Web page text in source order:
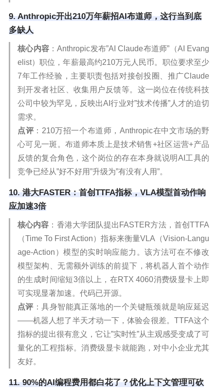
9. Anthropic开出210万年薪招AI布道师，这行当到底
多缺人
核心内容 ：Anthropic发布”AI Claude布道师”（AI Evang
elist）职位，年薪最高约210万元人民币。职位要求至少
7年工作经验，主要职责包括对接创投圈、推广Claude
到开发者社区、收集用户反馈等。这一岗位在传统科技
公司中较为罕见，反映出AI行业对”技术传播”人才的迫切
需求。
点评 ：210万招一个布道师，Anthropic在中文市场的野
心可见一斑。布道师本质上是技术销售+社区运营+产品
反馈的复合角色，这个岗位的存在本身就说明AI工具的
竞争已经从”好不好用”升级为”有没有人用”。
10. 港大FASTER：首创TTFA指标，VLA模型首动作响
应加速3倍
核心内容 ：香港大学团队提出FASTER方法，首创TTFA
（Time To First Action）指标来衡量VLA（Vision-Langu
age-Action）模型的实时响应能力。该方法可在不修改
模型架构、无需额外训练的前提下，将机器人首个动作
的生成时间缩短3倍以上，在RTX 4060消费级显卡上即
可实现显著加速。代码已开源。
点评 ：具身智能真正落地的一个关键瓶颈就是响应延迟
——机器人想了半天才动一下，体验会很差。TTFA这个
指标的提出很有意义，它让”实时性”从主观感受变成了可
量化的工程指标。消费级显卡就能跑，对中小企业尤其
友好。
11. 90%的AI编程费用都白花了？优化上下文管理可砍